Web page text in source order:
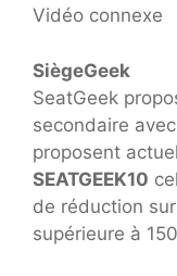
Vidéo connexe
SiègeGeek
SeatGeek
secondaire
proposent
SEATGEEK10
de réduction
supérieure à